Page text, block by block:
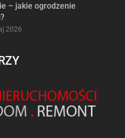
– jakie ogrodzenie
2026